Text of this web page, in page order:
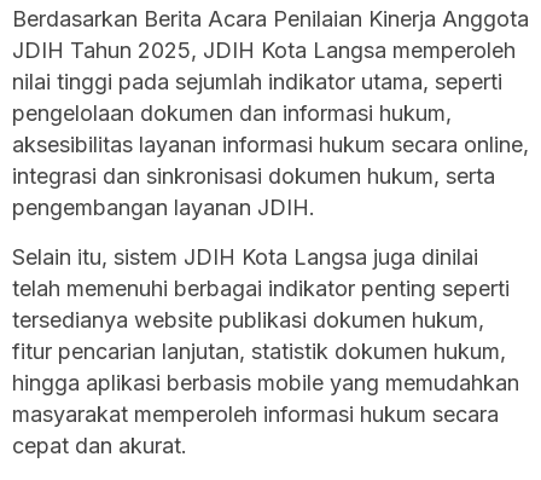
Berdasarkan Berita Acara Penilaian Kinerja Anggota
JDIH Tahun 2025, JDIH Kota Langsa memperoleh
nilai tinggi pada sejumlah indikator utama, seperti
pengelolaan dokumen dan informasi hukum,
aksesibilitas layanan informasi hukum secara online,
integrasi dan sinkronisasi dokumen hukum, serta
pengembangan layanan JDIH.
Selain itu, sistem JDIH Kota Langsa juga dinilai
telah memenuhi berbagai indikator penting seperti
tersedianya website publikasi dokumen hukum,
fitur pencarian lanjutan, statistik dokumen hukum,
hingga aplikasi berbasis mobile yang memudahkan
masyarakat memperoleh informasi hukum secara
cepat dan akurat.